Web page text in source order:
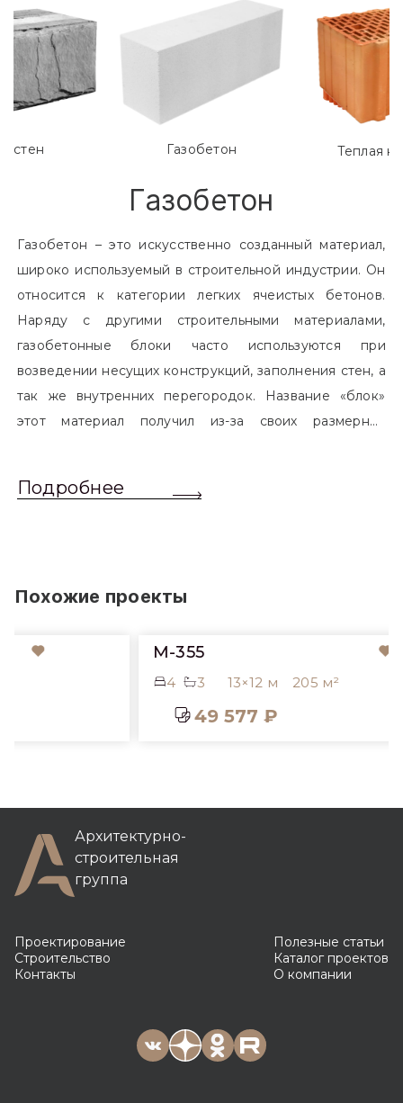
Газобетон Теплая
Газобетон
Газобетон – это искусственно созданный материал,
широко используемый в строительной индустрии. Он
относится к категории легких ячеистых бетонов.
Наряду с другими строительными материалами,
газобетонные блоки часто используются при
возведении несущих конструкций, заполнения стен, а
так же внутренних перегородок. Название «блок»
этот материал получил из-за своих размерных
обычный одинарный кирпич. Размер блоков различен
Подробнее
Похожие проекты
13×12 м 205 м²
49 577 ₽
Архитектурно-
строительная
группа
Проектирование
Строительство
Контакты
Полезные статьи
Каталог проектов
О компании